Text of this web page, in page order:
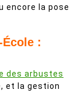
encore la pose
:
des arbustes
et la gestion